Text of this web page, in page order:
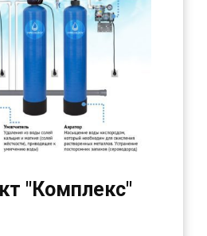
"Комплекс"